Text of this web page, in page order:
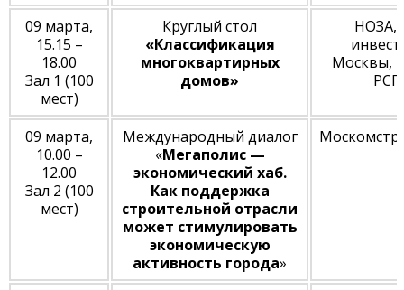
09 марта,
15.15 –
18.00
Зал 1 (100
мест)
Круглый стол
«Классификация
многоквартирных
домов»
НОЗА,
Москвы,
09 марта,
10.00 –
12.00
Зал 2 (100
мест)
Международный диалог
«Мегаполис —
экономический хаб.
Как поддержка
строительной отрасли
может стимулировать
экономическую
активность города»